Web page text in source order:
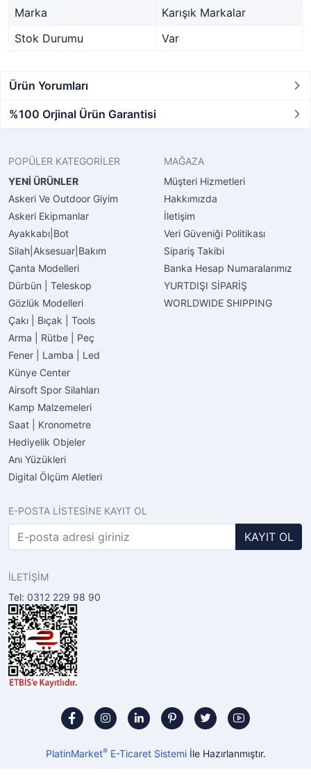
Marka
Karışık Markalar
Stok Durumu
Var
Ürün Yorumları
%100 Orjinal Ürün Garantisi
POPÜLER KATEGORİLER
YENİ ÜRÜNLER
Askeri Ve Outdoor Giyim
Askeri Ekipmanlar
Ayakkabı|Bot
Silah|Aksesuar|Bakım
Çanta Modelleri
Dürbün | Teleskop
Gözlük Modelleri
Çakı | Bıçak | Tools
Arma | Rütbe | Peç
Fener | Lamba | Led
Künye Center
Airsoft Spor Silahları
Kamp Malzemeleri
Saat | Kronometre
Hediyelik Objeler
Anı Yüzükleri
Digital Ölçüm Aletleri
MAĞAZA
Müşteri Hizmetleri
Hakkımızda
İletişim
Veri Güveniği Politikası
Sipariş Takibi
Banka Hesap Numaralarımız
YURTDIŞI SİPARİŞ
WORLDWIDE SHIPPING
E-POSTA LİSTESİNE KAYIT OL
KAYIT OL
İLETİŞİM
Tel: 0312 229 98 90
PlatinMarket®E-Ticaret Sistemiİle Hazırlanmıştır.